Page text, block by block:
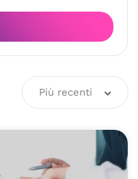
Più recenti